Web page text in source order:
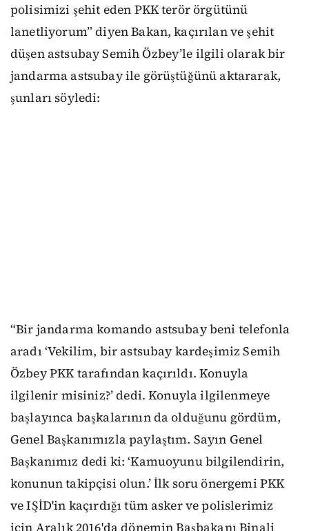
polisimizi şehit eden PKK terör örgütünü
lanetliyorum” diyen Bakan, kaçırılan ve şehit
düşen astsubay Semih Özbey’le ilgili olarak bir
jandarma astsubay ile görüştüğünü aktararak,
şunları söyledi:
“Bir jandarma komando astsubay beni telefonla
aradı ‘Vekilim, bir astsubay kardeşimiz Semih
Özbey PKK tarafından kaçırıldı. Konuyla
ilgilenir misiniz?’ dedi. Konuyla ilgilenmeye
başlayınca başkalarının da olduğunu gördüm,
Genel Başkanımızla paylaştım. Sayın Genel
Başkanımız dedi ki: ‘Kamuoyunu bilgilendirin,
konunun takipçisi olun.’ İlk soru önergemi PKK
ve IŞİD'in kaçırdığı tüm asker ve polislerimiz